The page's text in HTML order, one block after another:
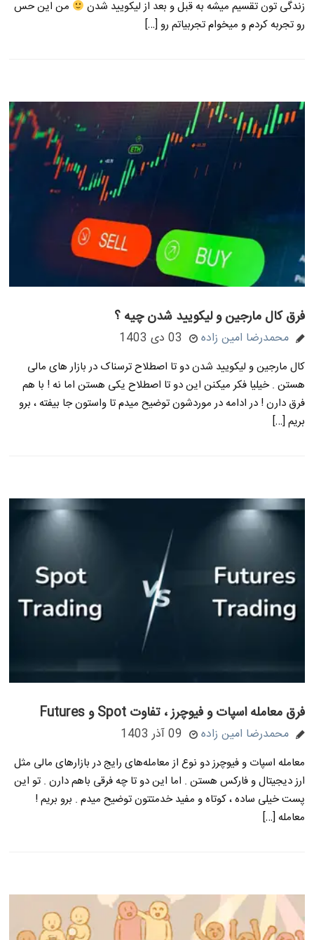
زندگی تون تقسیم میشه به قبل و بعد از لیکویید شدن
من این حس
رو تجربه کردم و میخوام تجربیاتم رو […]
فرق کال مارجین و لیکویید شدن چیه ؟
محمدرضا امین زاده 03 دی 1403
کال مارجین و لیکویید شدن دو تا اصطلاح ترسناک در بازار های مالی
هستن . خیلیا فکر میکنن این دو تا اصطلاح یکی هستن اما نه ! با هم
فرق دارن ! در ادامه در موردشون توضیح میدم تا واستون جا بیفته ، برو
بریم […]
فرق معامله اسپات و فیوچرز ، تفاوت Spot و Futures
محمدرضا امین زاده 09 آذر 1403
معامله اسپات و فیوچرز دو نوع از معامله‌های رایج در بازارهای مالی مثل
ارز دیجیتال و فارکس هستن . اما این دو تا چه فرقی باهم دارن . تو این
پست خیلی ساده ، کوتاه و مفید خدمتتون توضیح میدم . برو بریم !
معامله […]